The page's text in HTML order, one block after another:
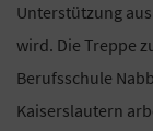
Unterstützung
wird. Die Treppe
Berufsschule
Kaiserslautern